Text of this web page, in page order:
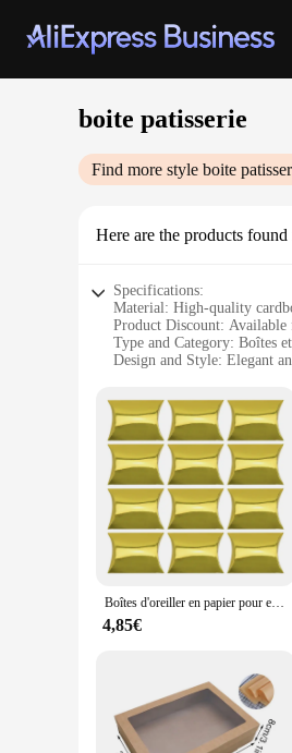
boite patisserie
Find more style boite
Here are the products found
Specifications:
Material: High-quality
Product Discount: Available
Type and Category: Boîtes
Design and Style: Elegant
Typical Adaptive Scenario:
Shape or Size or Weight or
Features:
**Elegant Packaging for
The boite patisserie is a
while providing an elegant
macaron or an entire cake,
**Tailored for
These boîtes patisserie are
wholesale vendors and
**Versatile and Convenient
The boite patisserie is
individual looking to
condition. With their
Boîtes d'oreiller en papier pour emballage cadeau, bonbons, chocolat, poudres rondes, sacs à tarte pour mariage, anniversaire, fête préChristophe, 50 pièces
4,85€